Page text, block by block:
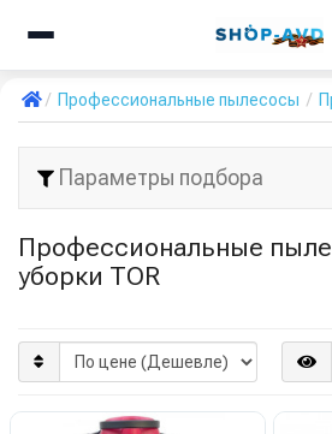
Профессиональные пылесосы
Параметры подбора
Профессиональные
уборки TOR